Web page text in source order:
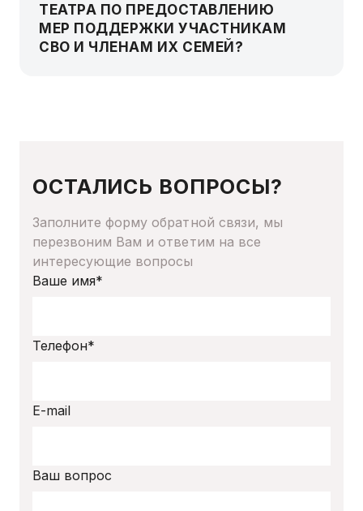
ТЕАТРА ПО ПРЕДОСТАВЛЕНИЮ
МЕР ПОДДЕРЖКИ УЧАСТНИКАМ
СВО И ЧЛЕНАМ ИХ СЕМЕЙ?
ОСТАЛИСЬ ВОПРОСЫ?
Заполните форму обратной связи, мы
перезвоним Вам и ответим на все
интересующие вопросы
Ваше имя*
Телефон*
E-mail
Ваш вопрос